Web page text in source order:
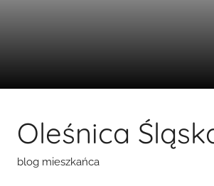
treściOleśnica
blog mieszkańca